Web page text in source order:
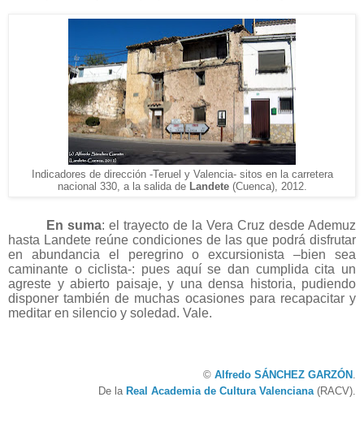
Indicadores de dirección -Teruel y Valencia- sitos en la carretera
nacional 330, a la salida de Landete (Cuenca), 2012.
En suma: el trayecto de la Vera Cruz desde Ademuz
hasta Landete reúne condiciones de las que podrá disfrutar
en abundancia el peregrino o excursionista –bien sea
caminante o ciclista-: pues aquí se dan cumplida cita un
agreste y abierto paisaje, y una densa historia, pudiendo
disponer también de muchas ocasiones para recapacitar y
meditar en silencio y soledad. Vale.
© Alfredo SÁNCHEZ GARZÓN .
De la Real Academia de Cultura Valenciana(RACV).